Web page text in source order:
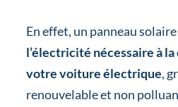
En effet, un panneau
l’électricité nécessaire à
votre voiture électrique,
renouvelable et non